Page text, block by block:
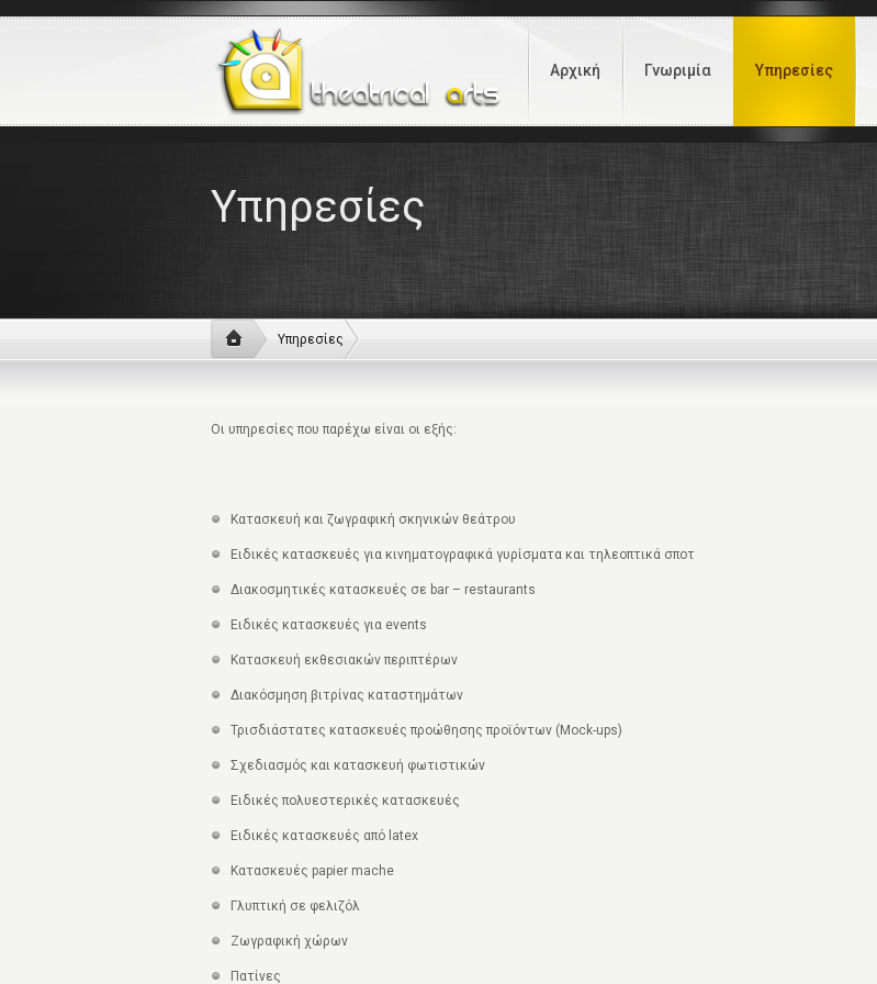
Αρχική Γνωριμία Υπηρεσίες
Υπηρεσίες
Υπηρεσίες
Οι υπηρεσίες που παρέχω είναι οι εξής:
Κατασκευή και ζωγραφική σκηνικών θεάτρου
Ειδικές κατασκευές για κινηματογραφικά γυρίσματα και τηλεοπτικά σποτ
Διακοσμητικές κατασκευές σε bar – restaurants
Ειδικές κατασκευές για events
Κατασκευή εκθεσιακών περιπτέρων
Διακόσμηση βιτρίνας καταστημάτων
Τρισδιάστατες κατασκευές προώθησης προϊόντων (Mock-ups)
Σχεδιασμός και κατασκευή φωτιστικών
Ειδικές πολυεστερικές κατασκευές
Eιδικές κατασκευές από latex
Kατασκευές papier mache
Γλυπτική σε φελιζόλ
Ζωγραφική χώρων
Πατίνες